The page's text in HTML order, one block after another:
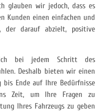
glauben wir jedoch, dass es
Kunden einen einfachen und
der darauf abzielt, positive
bei jedem Schritt des
Deshalb bieten wir einen
bis Ende auf Ihre Bedürfnisse
Zeit, um Ihre Fragen zu
Ihres Fahrzeugs zu geben